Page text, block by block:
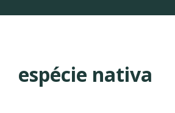
espécie nativa